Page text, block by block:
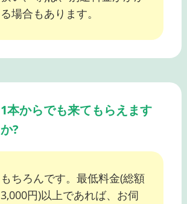
る場合もあります。
1本からでも来てもらえます
か?
もちろんです。最低料金(総額
3,000円)以上であれば、お伺